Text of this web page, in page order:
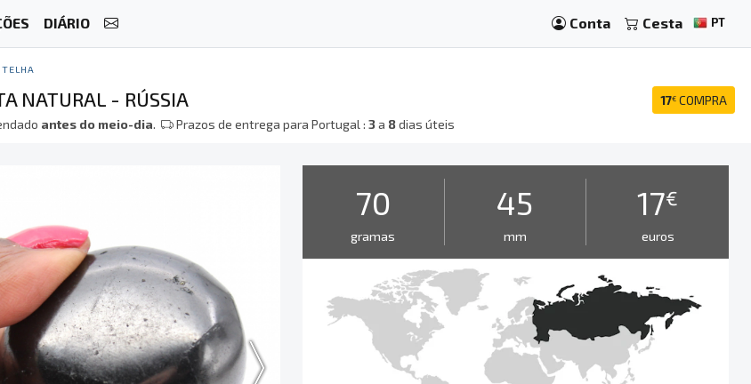
DIÁRIO Conta Cesta PT
TELHA
17€ COMPRA
NATURAL - RÚSSIA
antes do meio-dia. Prazos de entrega para Portugal :3a 8dias úteis
70
gramas
45
mm
17€
euros